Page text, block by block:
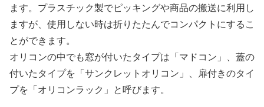
ます。プラスチック製でピッキングや商品の搬送に利用し
ますが、使用しない時は折りたたんでコンパクトにするこ
とができます。
オリコンの中でも窓が付いたタイプは「マドコン」、蓋の
付いたタイプを「サンクレットオリコン」、扉付きのタイ
プを「オリコンラック」と呼びます。